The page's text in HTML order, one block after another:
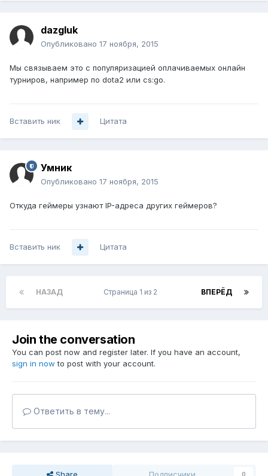
dazgluk
Опубликовано 17 ноября, 2015
Мы связываем это с популяризацией оплачиваемых онлайн
турниров, например по dota2 или cs:go.
Вставить ник Цитата
Умник
Опубликовано 17 ноября, 2015
Откуда геймеры узнают IP-адреса других геймеров?
Вставить ник Цитата
НАЗАД ВПЕРЁД
Страница 1 из 2
Join the conversation
You can post now and register later. If you have an account,
sign in now to post with your account.
Ответить в тему...
0